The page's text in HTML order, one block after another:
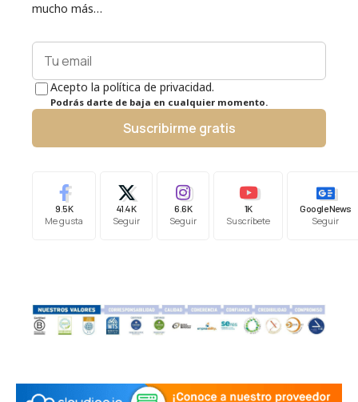
mucho más…
Acepto la política de privacidad.
Podrás darte de baja en cualquier momento.
Suscribirme gratis
9.5K
Me gusta
41.4K
Seguir
6.6K
Seguir
1K
Suscríbete
Google News
Seguir